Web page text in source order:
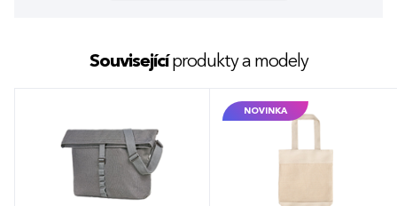
Souvisejícíprodukty a modely
NOVINKA